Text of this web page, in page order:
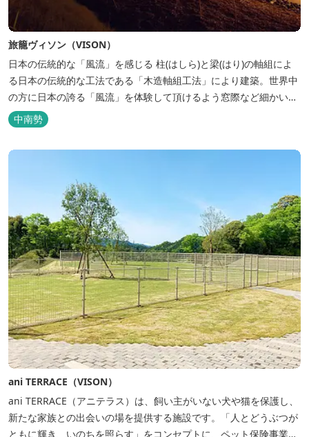
旅籠ヴィソン（VISON）
日本の伝統的な「風流」を感じる 柱(はしら)と梁(はり)の軸組によ
る日本の伝統的な工法である「木造軸組工法」により建築。世界中
の方に日本の誇る「風流」を体験して頂けるよう窓際など細かいデ
ィテールにこだわりました。4棟から成る旅籠棟では各棟1階に入居
するテナントプロデュースにより洗練された世界観を各客室でお楽
しみいただけ...
中南勢
ani TERRACE（VISON）
ani TERRACE（アニテラス）は、飼い主がいない犬や猫を保護し、
新たな家族との出会いの場を提供する施設です。「人とどうぶつが
ともに輝き、いのちを照らす」をコンセプトに、ペット保険事業を